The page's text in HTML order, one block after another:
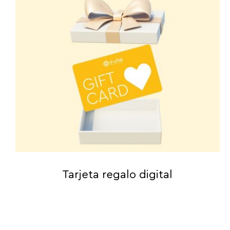
Tarjeta regalo digital